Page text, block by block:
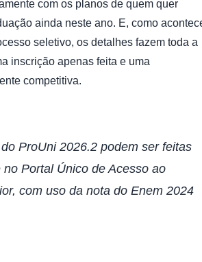
com os planos de quem quer
ainda neste ano. E, como
seletivo, os detalhes fazem toda a
inscrição apenas feita e uma
competitiva.
ProUni 2026.2 podem ser feitas
Portal Único de Acesso ao
com uso da nota do Enem 2024